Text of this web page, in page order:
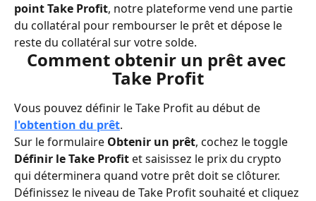
point Take Profit, notre plateforme vend une partie
du collatéral pour rembourser le prêt et dépose le
reste du collatéral sur votre solde.
Comment obtenir un prêt avec
Take Profit
Vous pouvez définir le Take Profit au début de
l'obtention du prêt.
Sur le formulaire Obtenir un prêt, cochez le toggle
Définir le Take Profit et saisissez le prix du crypto
qui déterminera quand votre prêt doit se clôturer.
Définissez le niveau de Take Profit souhaité et cliquez